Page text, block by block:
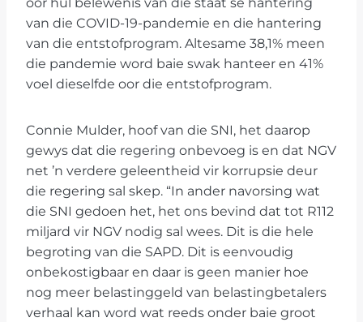
van die COVID-19-pandemie en die hantering
van die entstofprogram. Altesame 38,1% meen
die pandemie word baie swak hanteer en 41%
voel dieselfde oor die entstofprogram.
Connie Mulder, hoof van die SNI, het daarop
gewys dat die regering onbevoeg is en dat NGV
net ’n verdere geleentheid vir korrupsie deur
die regering sal skep. “In ander navorsing wat
die SNI gedoen het, het ons bevind dat tot R112
miljard vir NGV nodig sal wees. Dit is die hele
begroting van die SAPD. Dit is eenvoudig
onbekostigbaar en daar is geen manier hoe
nog meer belastinggeld van belastingbetalers
verhaal kan word wat reeds onder baie groot